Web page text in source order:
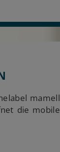
mamell
die mobile